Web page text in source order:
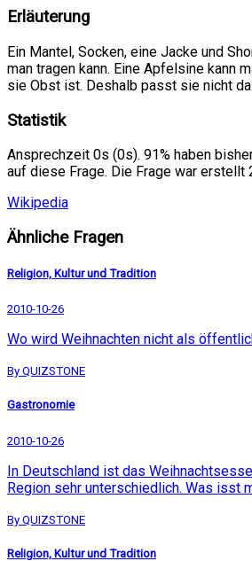
Erläuterung
Ein Mantel, Socken, eine Jacke und
man tragen kann. Eine Apfelsine kann
sie Obst ist. Deshalb passt sie nicht
Statistik
Ansprechzeit 0s (0s). 91% haben
auf diese Frage. Die Frage war erstellt
Wikipedia
Ähnliche Fragen
Religion, Kultur und Tradition
2010-10-26
Wo wird Weihnachten nicht als
By QUIZSTONE
Gastronomie
2010-10-26
In Deutschland ist das
Region sehr unterschiedlich. Was isst
By QUIZSTONE
Religion, Kultur und Tradition